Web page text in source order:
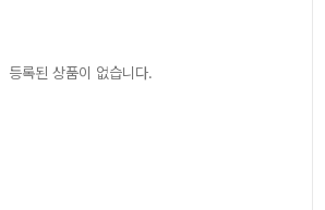
등록된 상품이 없습니다.